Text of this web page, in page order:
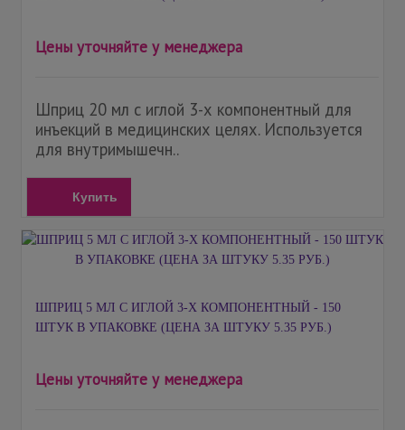
Цены уточняйте у менеджера
Шприц 20 мл с иглой 3-х компонентный для
инъекций в медицинских целях. Используется
для внутримышечн..
Купить
ШПРИЦ 5 МЛ С ИГЛОЙ 3-Х КОМПОНЕНТНЫЙ - 150
ШТУК В УПАКОВКЕ (ЦЕНА ЗА ШТУКУ 5.35 РУБ.)
Цены уточняйте у менеджера